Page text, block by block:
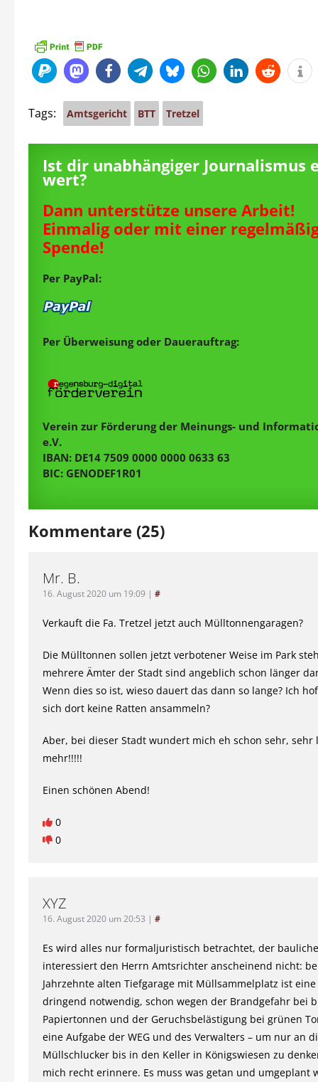
Tags: Amtsgericht BTT Tretzel
Ist dir unabhängiger Journalismus
wert?
Dann unterstütze unsere Arbeit!
Einmalig oder mit einer
Spende!
Per PayPal:
Per Überweisung oder Dauerauftrag:
Verein zur Förderung der Meinungs- und
e.V.
IBAN: DE14 7509 0000 0000 0633 63
BIC: GENODEF1R01
Kommentare (25)
Mr. B.
16. August 2020 um 19:09 | #
Verkauft die Fa. Tretzel jetzt auch Mülltonnengaragen?
Die Mülltonnen sollen jetzt verbotener Weise im Park
mehrere Ämter der Stadt sind angeblich schon länger
Wenn dies so ist, wieso dauert das dann so lange? Ich
sich dort keine Ratten ansammeln?
Aber, bei dieser Stadt wundert mich eh schon sehr, sehr
mehr!!!!!
Einen schönen Abend!
0
0
XYZ
16. August 2020 um 20:53 | #
Es wird alles nur formaljuristisch betrachtet, der
interessiert den Herrn Amtsrichter anscheinend nicht:
Jahrzehnte alten Tiefgarage mit Müllsammelplatz ist
dringend notwendig, schon wegen der Brandgefahr bei
Papiertonnen und der Geruchsbelästigung bei grünen
eine Aufgabe der WEG und des Verwalters – um nur an
Müllschlucker bis in den Keller in Königswiesen zu
mich recht erinnere. Es muss was getan und umgeplant